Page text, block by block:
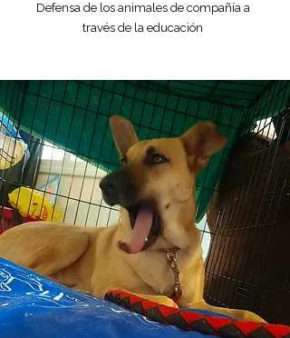
Defensa de los animales de compañía a
través de la educación